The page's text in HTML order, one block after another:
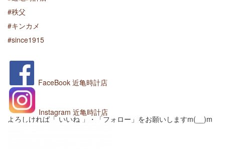
#秩父
#キンカメ
#since1915
FaceBook 近亀時計店
Instagram 近亀時計店
よろしければ「 いいね 」・「フォロー」をお願いしますm(__)m